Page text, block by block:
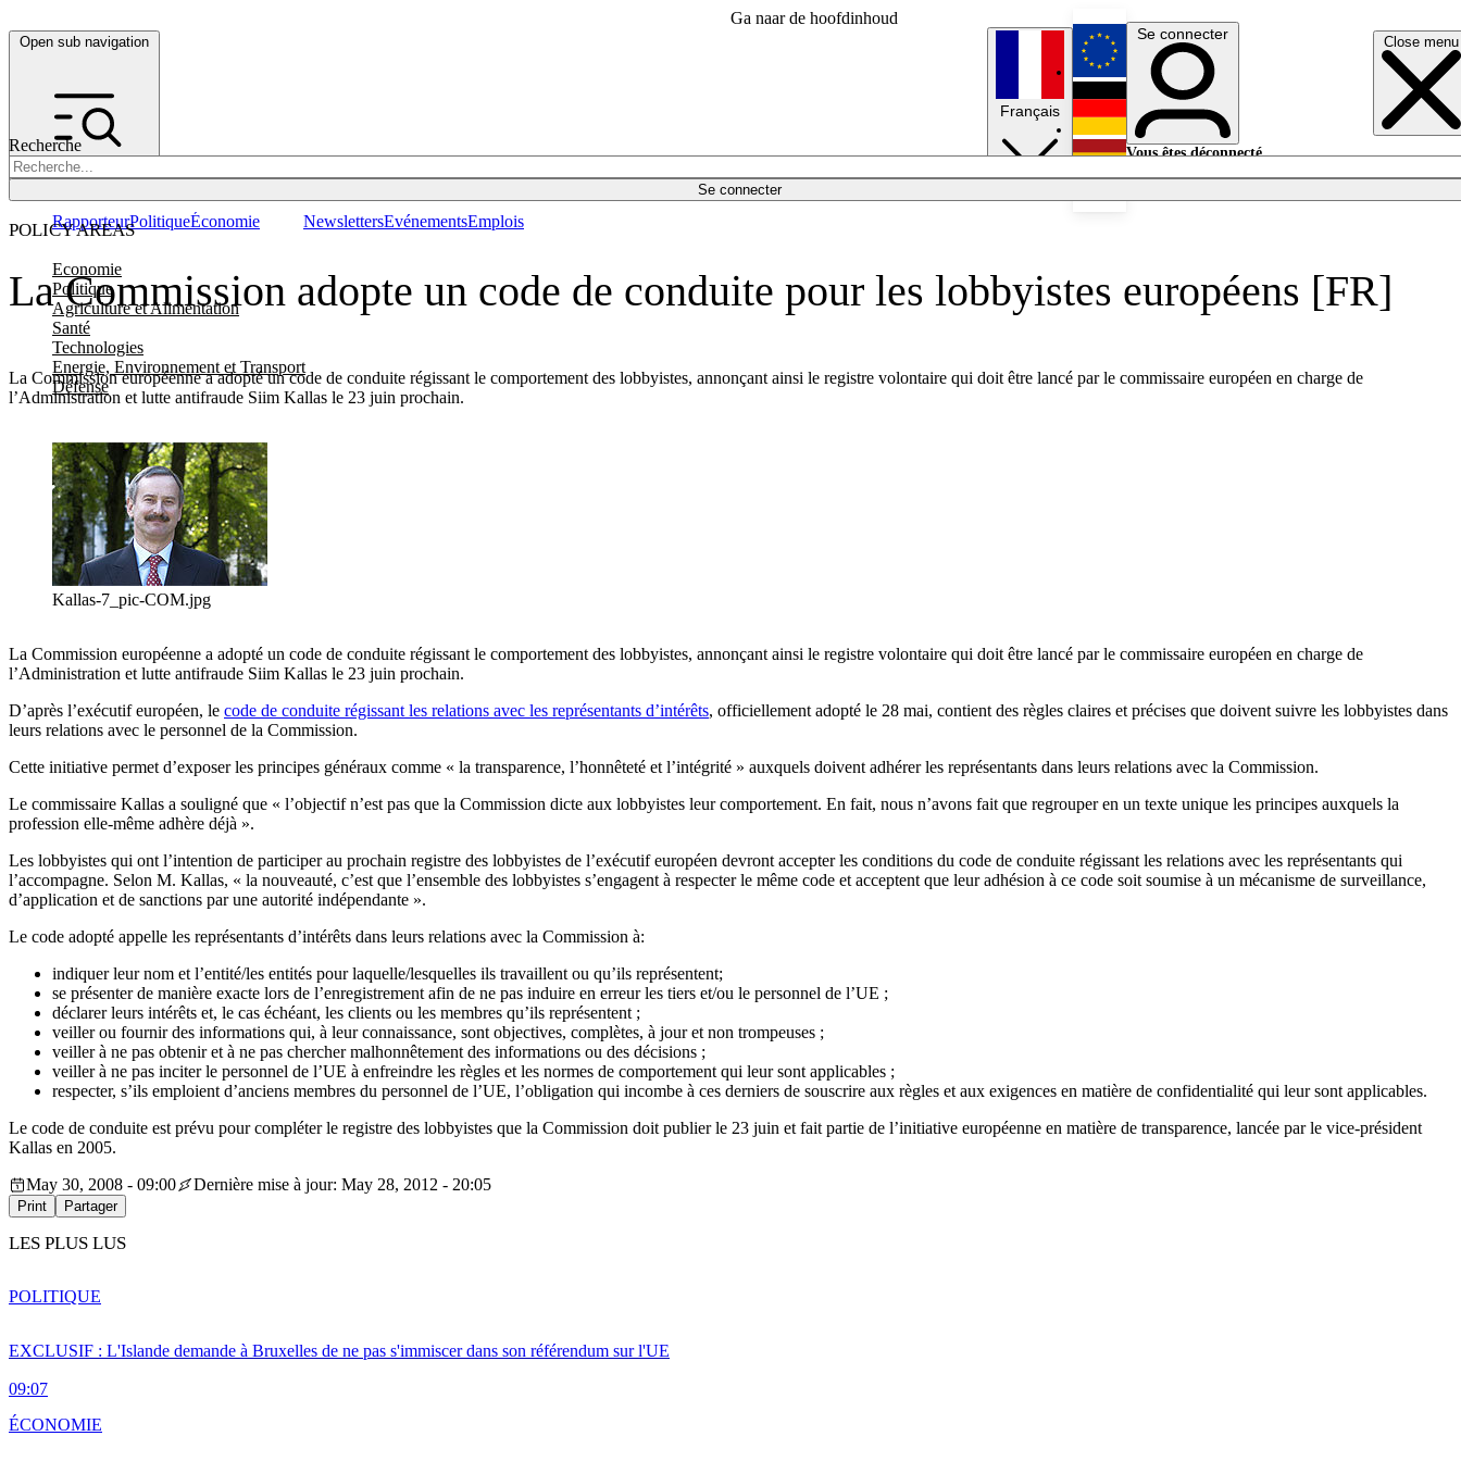
Ga naar de hoofdinhoud
Open sub navigation Close menu
Recherche
Se connecter
POLICY AREAS
Economie
Politique
Agriculture et Alimentation
Santé
Technologies
Energie, Environnement et Transport
Défense
RapporteurPolitiqueÉconomie NewslettersEvénementsEmplois
Français
English
Deutsch
Se connecter
Vous êtes déconnecté.
La Commission adopte un code de conduite pour les lobbyistes européens [FR]
La Commission européenne a adopté un code de conduite régissant le comportement des lobbyistes, annonçant ainsi le registre volontaire qui doit être lancé par le commissaire européen en charge de
l’Administration et lutte antifraude Siim Kallas le 23 juin prochain.
Kallas-7_pic-COM.jpg
La Commission européenne a adopté un code de conduite régissant le comportement des lobbyistes, annonçant ainsi le registre volontaire qui doit être lancé par le commissaire européen en charge de
l’Administration et lutte antifraude Siim Kallas le 23 juin prochain.
D’après l’exécutif européen, le code de conduite régissant les relations avec les représentants d’intérêts, officiellement adopté le 28 mai, contient des règles claires et précises que doivent suivre les lobbyistes dans
leurs relations avec le personnel de la Commission.
Cette initiative permet d’exposer les principes généraux comme « la transparence, l’honnêteté et l’intégrité » auxquels doivent adhérer les représentants dans leurs relations avec la Commission.
Le commissaire Kallas a souligné que « l’objectif n’est pas que la Commission dicte aux lobbyistes leur comportement. En fait, nous n’avons fait que regrouper en un texte unique les principes auxquels la
profession elle-même adhère déjà ».
Les lobbyistes qui ont l’intention de participer au prochain registre des lobbyistes de l’exécutif européen devront accepter les conditions du code de conduite régissant les relations avec les représentants qui
l’accompagne. Selon M. Kallas, « la nouveauté, c’est que l’ensemble des lobbyistes s’engagent à respecter le même code et acceptent que leur adhésion à ce code soit soumise à un mécanisme de surveillance,
d’application et de sanctions par une autorité indépendante ».
Le code adopté appelle les représentants d’intérêts dans leurs relations avec la Commission à:
indiquer leur nom et l’entité/les entités pour laquelle/lesquelles ils travaillent ou qu’ils représentent;
se présenter de manière exacte lors de l’enregistrement afin de ne pas induire en erreur les tiers et/ou le personnel de l’UE ;
déclarer leurs intérêts et, le cas échéant, les clients ou les membres qu’ils représentent ;
veiller ou fournir des informations qui, à leur connaissance, sont objectives, complètes, à jour et non trompeuses ;
veiller à ne pas obtenir et à ne pas chercher malhonnêtement des informations ou des décisions ;
veiller à ne pas inciter le personnel de l’UE à enfreindre les règles et les normes de comportement qui leur sont applicables ;
respecter, s’ils emploient d’anciens membres du personnel de l’UE, l’obligation qui incombe à ces derniers de souscrire aux règles et aux exigences en matière de confidentialité qui leur sont applicables.
Le code de conduite est prévu pour compléter le registre des lobbyistes que la Commission doit publier le 23 juin et fait partie de l’initiative européenne en matière de transparence, lancée par le vice-président
Kallas en 2005.
May 30, 2008 - 09:00
Dernière mise à jour: May 28, 2012 - 20:05
Print Partager
LES PLUS LUS
EXCLUSIF : L'Islande demande à Bruxelles de ne pas s'immiscer dans son référendum sur l'UE
09:07
POLITIQUE
ÉCONOMIE